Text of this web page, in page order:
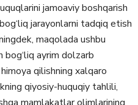
jamoaviy boshqarish
jarayonlarni tadqiq etish
maqolada ushbu
ayrim dolzarb
qilishning xalqaro
qiyosiy-huquqiy tahlili,